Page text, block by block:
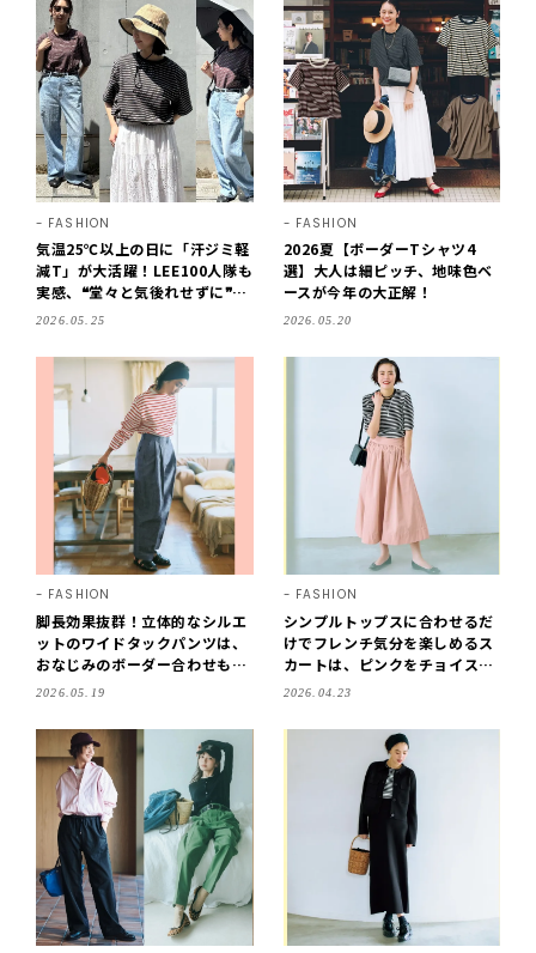
FASHION
気温25℃以上の日に「汗ジミ軽
減T」が大活躍！LEE100人隊も
実感、❝堂々と気後れせずに❞お
でかけできます♪
2026.05.25
FASHION
2026夏【ボーダーTシャツ4
選】大人は細ピッチ、地味色ベ
ースが今年の大正解！
2026.05.20
FASHION
脚長効果抜群！立体的なシルエ
ットのワイドタックパンツは、
おなじみのボーダー合わせもこ
なれた雰囲気に！／明日なに着
2026.05.19
FASHION
シンプルトップスに合わせるだ
けでフレンチ気分を楽しめるス
カートは、ピンクをチョイスし
て気分も華やか！／明日なに着
2026.04.23